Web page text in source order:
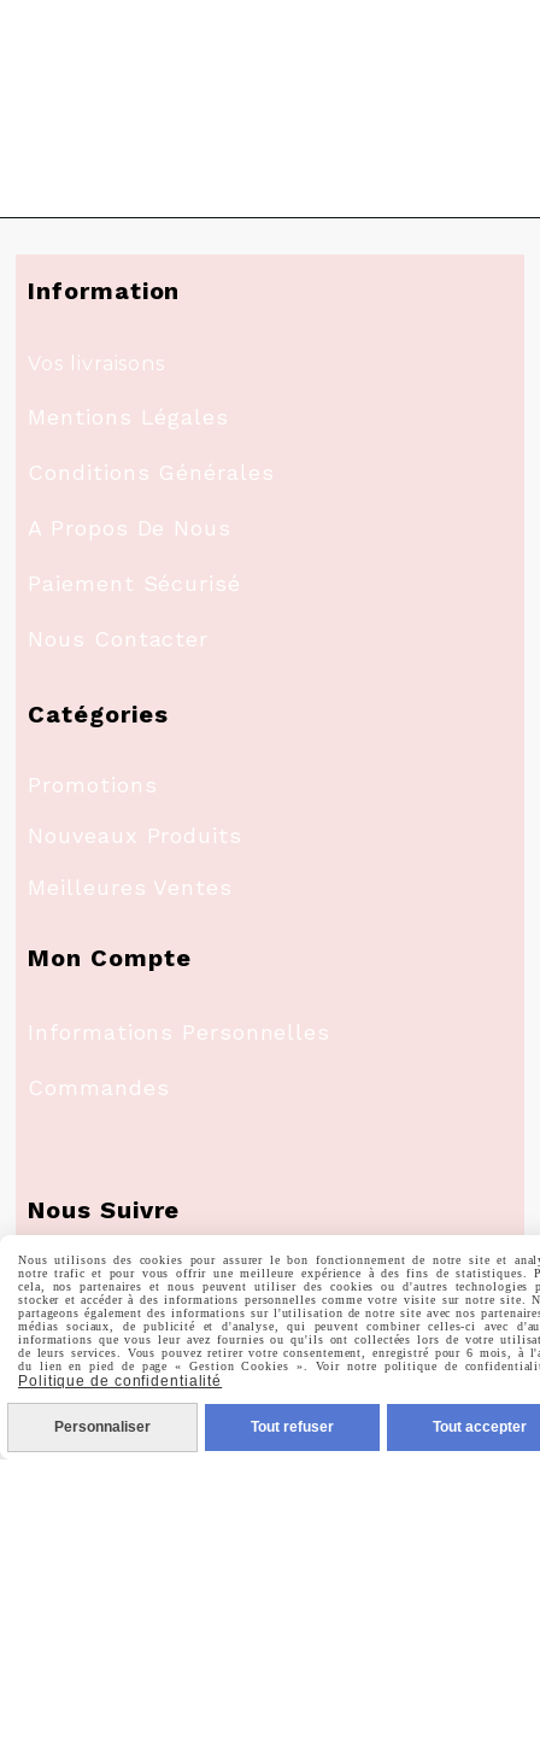
Information
Vos livraisons
Mentions Légales
Conditions Générales
A Propos De Nous
Paiement Sécurisé
Nous Contacter
Catégories
Promotions
Nouveaux Produits
Meilleures Ventes
Mon Compte
Informations Personnelles
Commandes
Nous Suivre
 Facebook
Instagram
Pinterest
 Youtube
Nous utilisons des cookies pour assurer le bon fonctionnement de notre site et
notre trafic et pour vous offrir une meilleure expérience à des fins de statistiques.
cela, nos partenaires et nous peuvent utiliser des cookies ou d'autres technologies
stocker et accéder à des informations personnelles comme votre visite sur notre site.
partageons également des informations sur l'utilisation de notre site avec nos
médias sociaux, de publicité et d'analyse, qui peuvent combiner celles-ci avec
informations que vous leur avez fournies ou qu'ils ont collectées lors de votre
de leurs services. Vous pouvez retirer votre consentement, enregistré pour 6 mois, à
du lien en pied de page « Gestion Cookies ». Voir notre politique de
Politique de confidentialité
Personnaliser Tout refuser Tout accepter